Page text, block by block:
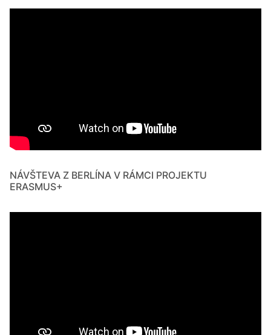
NÁVŠTEVA Z BERLÍNA V RÁMCI PROJEKTU
ERASMUS+